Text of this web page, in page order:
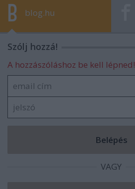
blog.hu
Szólj hozzá!
A hozzászóláshoz be kell lépned!
VAGY